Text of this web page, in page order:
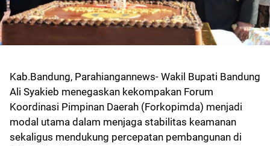
Kab.Bandung, Parahiangannews- Wakil Bupati Bandung
Ali Syakieb menegaskan kekompakan Forum
Koordinasi Pimpinan Daerah (Forkopimda) menjadi
modal utama dalam menjaga stabilitas keamanan
sekaligus mendukung percepatan pembangunan di